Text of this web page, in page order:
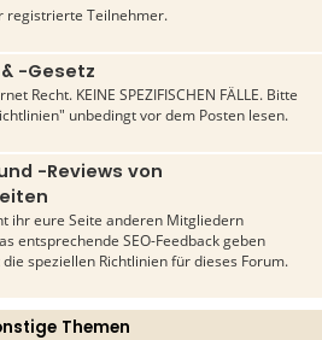
registrierte Teilnehmer.
-Gesetz
Recht. KEINE SPEZIFISCHEN FÄLLE. Bitte
unbedingt vor dem Posten lesen.
-Reviews von
ihr eure Seite anderen Mitgliedern
entsprechende SEO-Feedback geben
speziellen Richtlinien für dieses Forum.
Themen